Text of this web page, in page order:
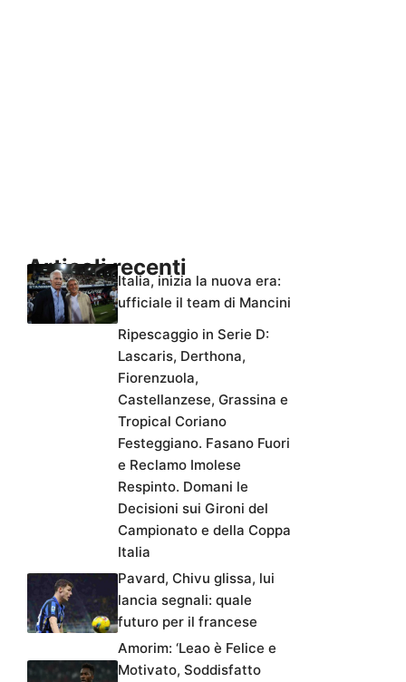
Articoli recenti
Italia, inizia la nuova era:
ufficiale il team di Mancini
Ripescaggio in Serie D:
Lascaris, Derthona,
Fiorenzuola,
Castellanzese, Grassina e
Tropical Coriano
Festeggiano. Fasano Fuori
e Reclamo Imolese
Respinto. Domani le
Decisioni sui Gironi del
Campionato e della Coppa
Italia
Pavard, Chivu glissa, lui
lancia segnali: quale
futuro per il francese
Amorim: ‘Leao è Felice e
Motivato, Soddisfatto